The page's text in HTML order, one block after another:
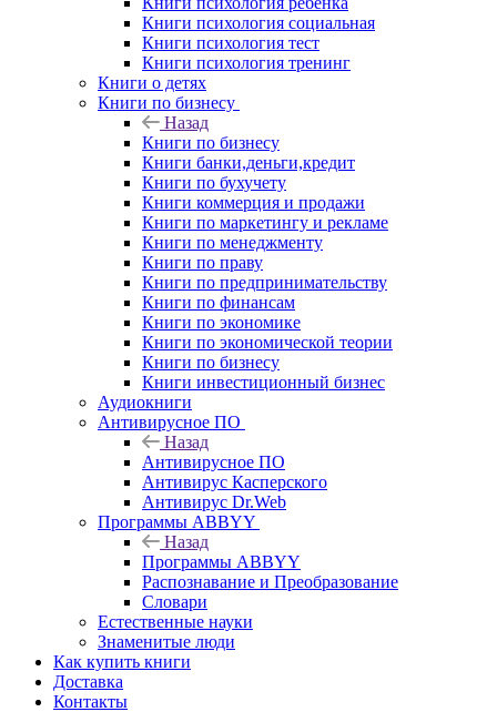
Книги психология социальная
Книги психология тест
Книги психология тренинг
Книги о детях
Книги по бизнесу
Назад
Книги по бизнесу
Книги банки,деньги,кредит
Книги по бухучету
Книги коммерция и продажи
Книги по маркетингу и рекламе
Книги по менеджменту
Книги по праву
Книги по предпринимательству
Книги по финансам
Книги по экономике
Книги по экономической теории
Книги по бизнесу
Книги инвестиционный бизнес
Аудиокниги
Антивирусное ПО
Назад
Антивирусное ПО
Антивирус Касперского
Антивирус Dr.Web
Программы ABBYY
Назад
Программы ABBYY
Распознавание и Преобразование
Словари
Естественные науки
Знаменитые люди
Как купить книги
Доставка
Контакты